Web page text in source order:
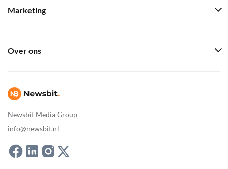
Newsbit Media Group
info@newsbit.nl
Marketing
Over ons